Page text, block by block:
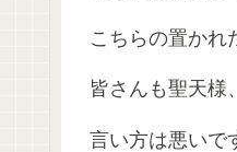
こちらの置かれ
皆さんも聖天様
言い方は悪いで